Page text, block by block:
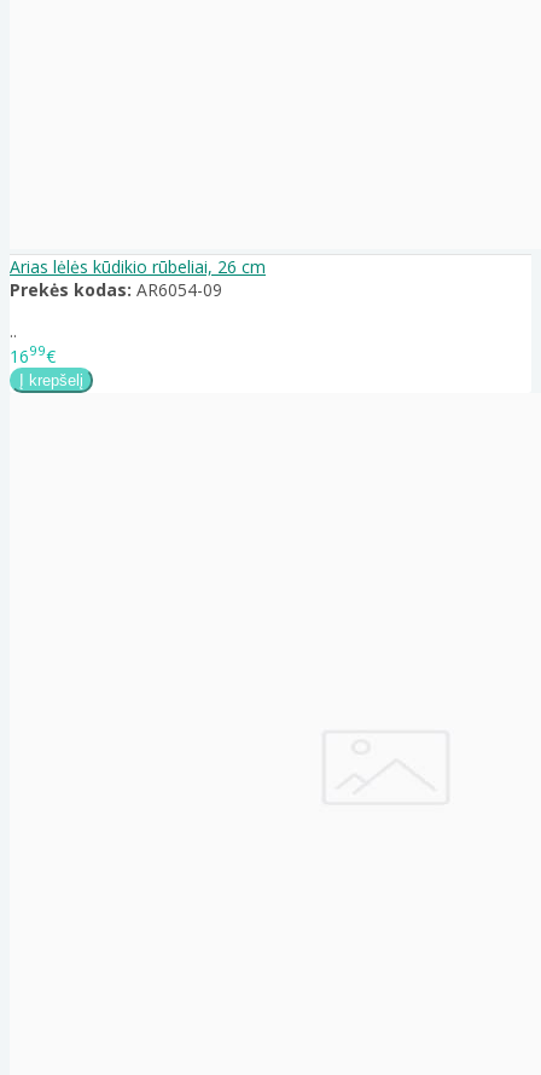
Arias lėlės kūdikio rūbeliai, 26 cm
Prekės kodas: AR6054-09
..
1699€